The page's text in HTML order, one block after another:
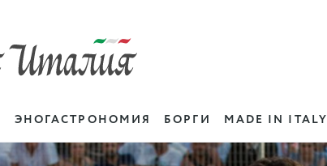
ЭНОГАСТРОНОМИЯ БОРГИ MADE IN ITALY